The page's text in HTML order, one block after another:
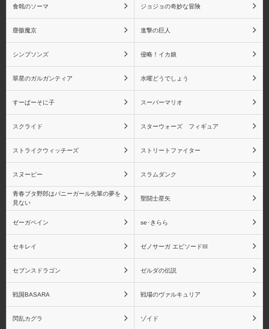
食戟のソーマ ジョジョの奇妙な冒険
塵骸魔京 進撃の巨人
シンプソンズ 侵略！イカ娘
翠星のガルガンティア 水曜どうでしょう
すーぱーそに子 スーパーマリオ
スクライド スターウォーズ フィギュア
ストライクウィッチーズ ストリートファイター
スヌーピー スラムダンク
青春ブタ野郎はバニーガール先輩の夢を
見ない
聖闘士星矢
ゼーガペイン se･きらら
セキレイ ゼノサーガ エピソードIII
セブンスドラゴン ゼルダの伝説
戦国BASARA 戦場のヴァルキュリア
閃乱カグラ ゾイド